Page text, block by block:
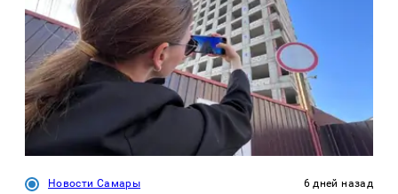
Новости Самары 6 дней назад